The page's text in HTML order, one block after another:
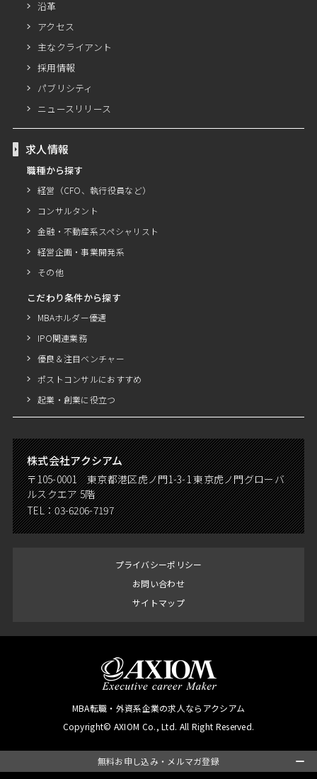
無料お申し込み・メルマガ登録
沿革
アクセス
主なクライアント
採用情報
パブリシティ
ニュースリリース
求人情報
職種から探す
経営（CFO、執行役員など）
コンサルタント
金融・不動産系スペシャリスト
経営企画・事業開発系
その他
こだわり条件から探す
MBAホルダー優遇
IPO関連業務
優良＆注目ベンチャー
ポストコンサルにおすすめ
起業・創業に役立つ
株式会社アクシアム
〒105-0001 東京都港区虎ノ門1-3-1 東京虎ノ門グローバ
ルスクエア 5階
TEL：03-6206-7197
プライバシーポリシー
お問い合わせ
サイトマップ
MBA転職・外資系企業の求人ならアクシアム
Copyright© AXIOM Co., Ltd. All Right Reserved.